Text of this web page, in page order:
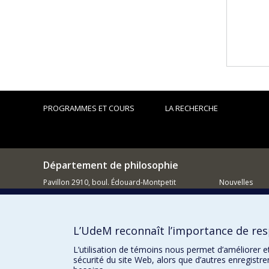
PROGRAMMES ET COURS LA RECHERCHE
Département de philosophie
Pavillon 2910, boul. Édouard-Montpetit
Nouvelles
L’UdeM reconnaît l’importance de
L’utilisation de témoins nous permet
sécurité du site Web, alors que d’autres